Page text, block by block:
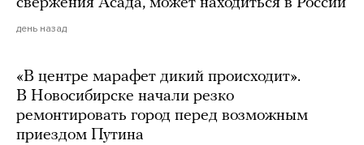
свержения Асада, может находиться в России
день назад
«В центре марафет дикий происходит».
В Новосибирске начали резко
ремонтировать город перед возможным
приездом Путина